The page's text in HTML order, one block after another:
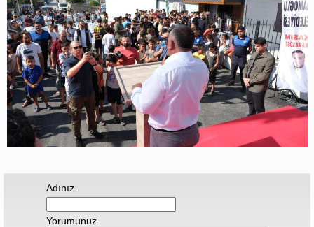
Adınız
Yorumunuz